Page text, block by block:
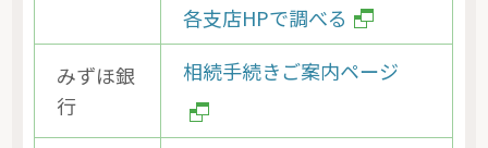
各支店HPで調べる
みずほ銀
行
相続手続きご案内ページ